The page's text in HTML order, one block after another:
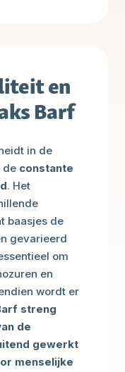
en
Barf
in de
de constante
. Het
baasjes de
gevarieerd
om
en
wordt er
streng
de
gewerkt
menselijke